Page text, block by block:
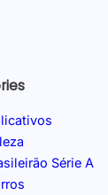
Série A